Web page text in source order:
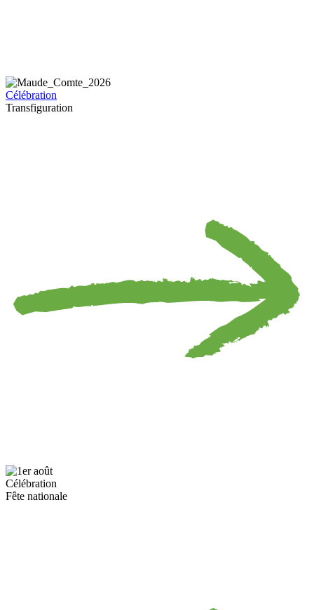
Célébration
Transfiguration
Célébration
Fête nationale